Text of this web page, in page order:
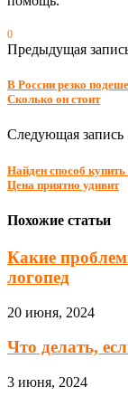
0
Предыдущая
В России резко
Сколько он стоит
Следующая запись
Найден способ
Цена приятно удивит
Похожие статьи
Какие
логопед
20 июня, 2024
Что делать,
3 июня, 2024